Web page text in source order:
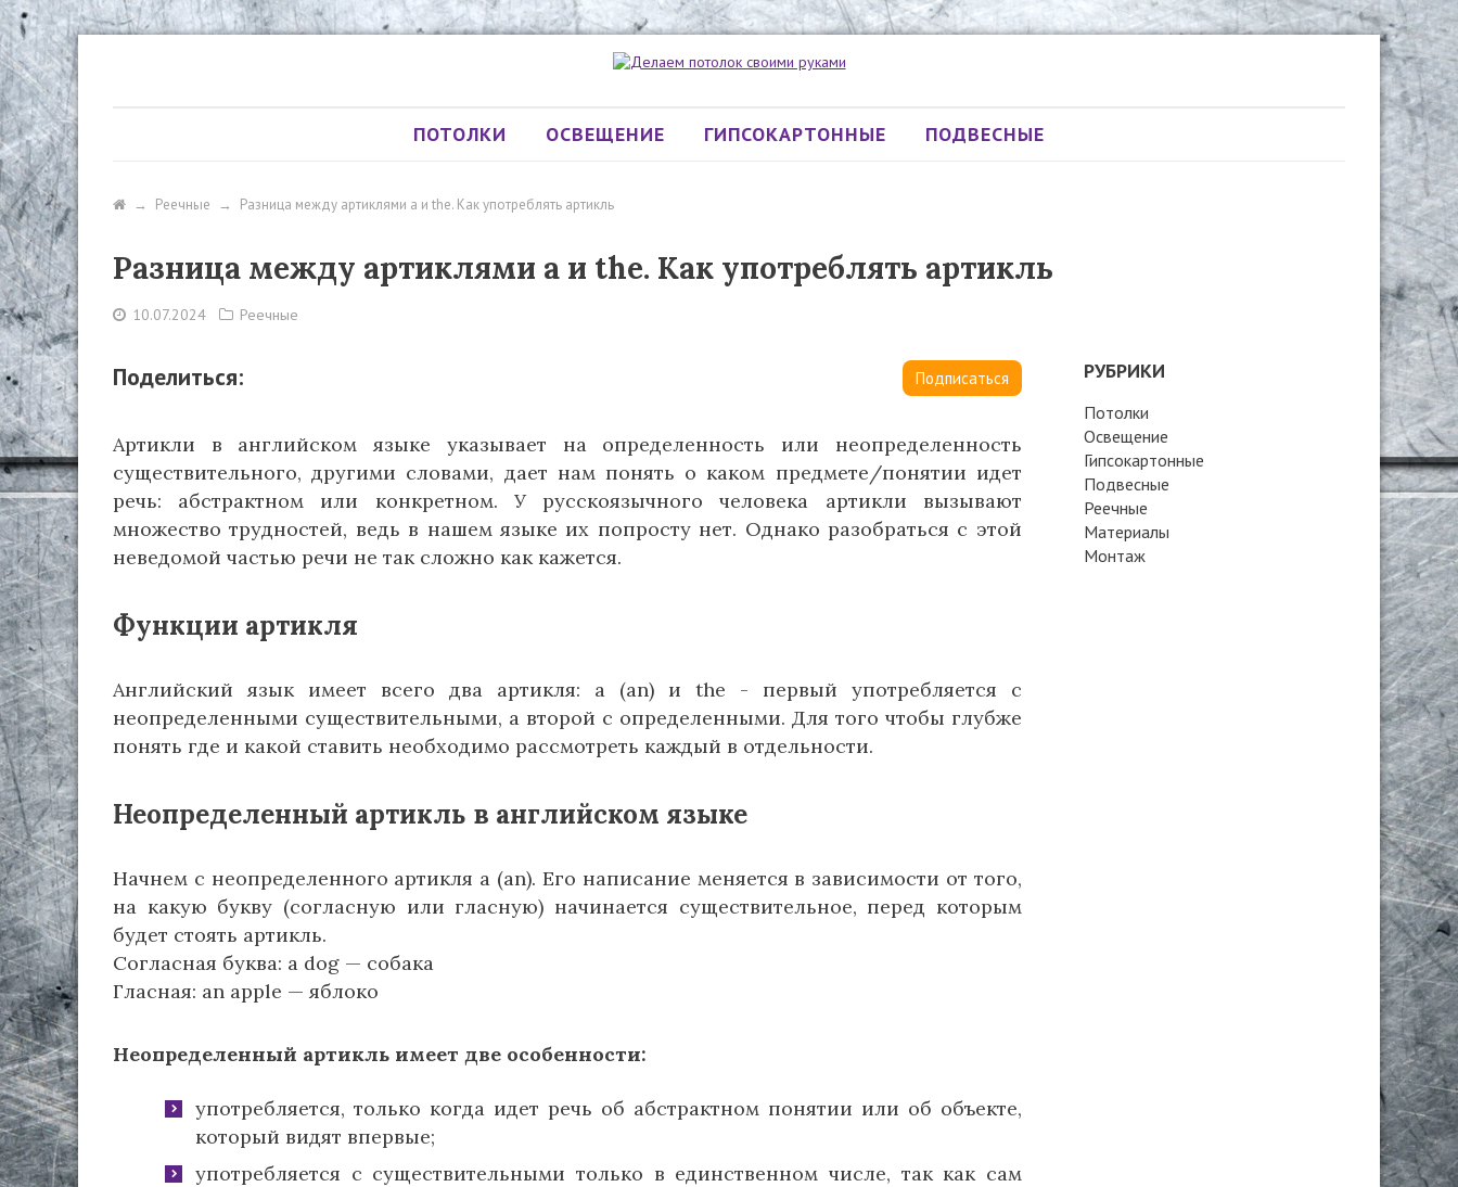
ПОТОЛКИ ОСВЕЩЕНИЕ ГИПСОКАРТОННЫЕ ПОДВЕСНЫЕ
→ Реечные → Разница между артиклями a и the. Как употреблять артикль
Разница между артиклями a и the. Как употреблять артикль
10.07.2024 Реечные
Поделиться: Подписаться
Артикли в английском языке указывает на определенность или неопределенность
существительного, другими словами, дает нам понять о каком предмете/понятии идет
речь: абстрактном или конкретном. У русскоязычного человека артикли вызывают
множество трудностей, ведь в нашем языке их попросту нет. Однако разобраться с этой
неведомой частью речи не так сложно как кажется.
Функции артикля
Английский язык имеет всего два артикля: a (an) и the - первый употребляется с
неопределенными существительными, а второй с определенными. Для того чтобы глубже
понять где и какой ставить необходимо рассмотреть каждый в отдельности.
Неопределенный артикль в английском языке
Начнем с неопределенного артикля a (an). Его написание меняется в зависимости от того,
на какую букву (согласную или гласную) начинается существительное, перед которым
будет стоять артикль.
Согласная буква: a dog — собака
Гласная: an apple — яблоко
Неопределенный артикль имеет две особенности:
употребляется, только когда идет речь об абстрактном понятии или об объекте,
который видят впервые;
употребляется с существительными только в единственном числе, так как сам
РУБРИКИ
Потолки
Освещение
Гипсокартонные
Подвесные
Реечные
Материалы
Монтаж